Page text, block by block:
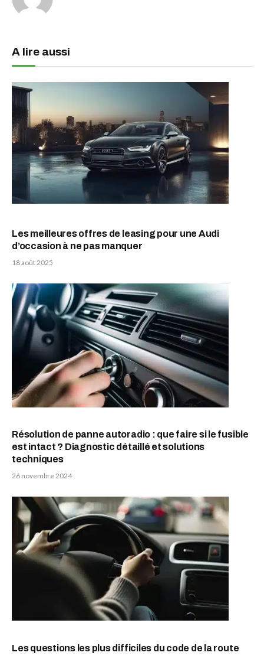
A lire aussi
Les meilleures offres de leasing pour une Audi
d’occasion à ne pas manquer
18 août 2025
Résolution de panne autoradio : que faire si le fusible
est intact ? Diagnostic détaillé et solutions
techniques
26 novembre 2024
Les questions les plus difficiles du code de la route